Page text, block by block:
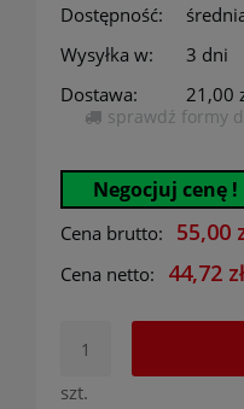
Dostępność:
Wysyłka w:
3 dni
Dostawa:
21,00
Cena nie zawiera
sprawdź formy
Negocjuj cenę !
Cena brutto: 55,00
Cena netto: 44,72 zł
szt.